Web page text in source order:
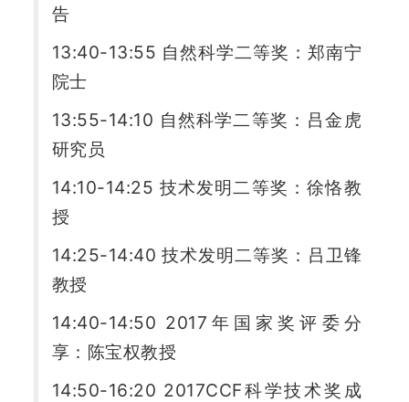
告
13:40-13:55 自然科学二等奖：郑南宁
院士
13:55-14:10 自然科学二等奖：吕金虎
研究员
14:10-14:25 技术发明二等奖：徐恪教
授
14:25-14:40 技术发明二等奖：吕卫锋
教授
14:40-14:50 2017年国家奖评委分
享：陈宝权教授
14:50-16:20 2017CCF科学技术奖成